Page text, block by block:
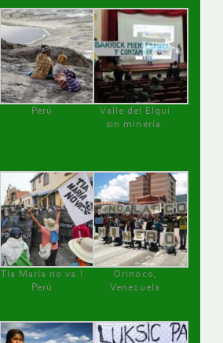
Perú
Valle del Elqui
sin minería.
Tía María no va !
Perú
Orinoco,
Venezuela